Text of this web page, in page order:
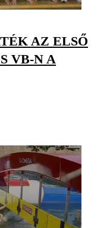
AZ ELSŐ
VB-N A